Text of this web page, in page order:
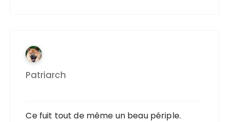
Patriarch
Ce fuit tout de même un beau périple.